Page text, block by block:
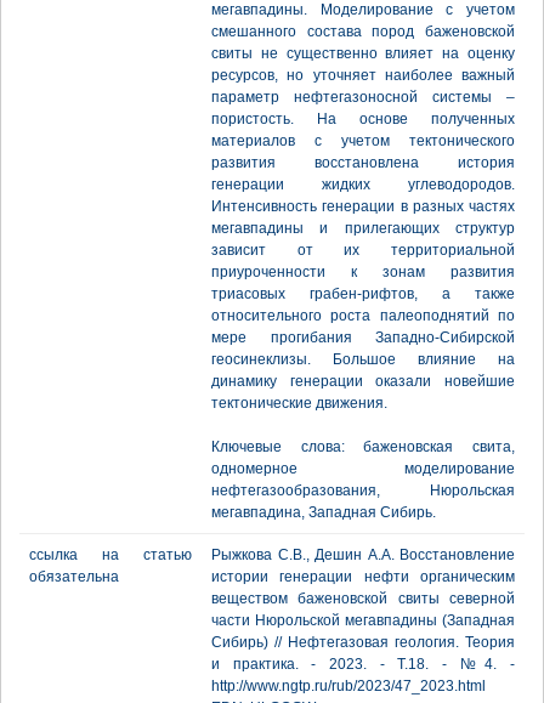
мегавпадины. Моделирование с учетом
смешанного состава пород баженовской
свиты не существенно влияет на оценку
ресурсов, но уточняет наиболее важный
параметр нефтегазоносной системы –
пористость. На основе полученных
материалов с учетом тектонического
развития восстановлена история
генерации жидких углеводородов.
Интенсивность генерации в разных частях
мегавпадины и прилегающих структур
зависит от их территориальной
приуроченности к зонам развития
триасовых грабен-рифтов, а также
относительного роста палеоподнятий по
мере прогибания Западно-Сибирской
геосинеклизы. Большое влияние на
динамику генерации оказали новейшие
тектонические движения.
Ключевые слова: баженовская свита,
одномерное моделирование
нефтегазообразования, Нюрольская
мегавпадина, Западная Сибирь.
ссылка на статью
обязательна
Рыжкова С.В., Дешин А.А. Восстановление
истории генерации нефти органическим
веществом баженовской свиты северной
части Нюрольской мегавпадины (Западная
Сибирь) // Нефтегазовая геология. Теория
и практика. - 2023. - Т.18. - №4. -
http://www.ngtp.ru/rub/2023/47_2023.html